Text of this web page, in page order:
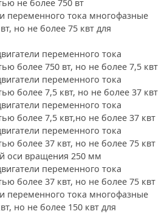
не более 750 вт
переменного тока многофазные
но не более 75 квт для
переменного тока
более 750 вт, но не более 7,5 квт
переменного тока
более 7,5 квт, но не более 37 квт
переменного тока
более 7,5 квт,но не более 37 квт
переменного тока
более 37 квт, но не более 75 квт
оси вращения 250 мм
переменного тока
более 37 квт, но не более 75 квт
переменного тока многофазные
но не более 150 квт для